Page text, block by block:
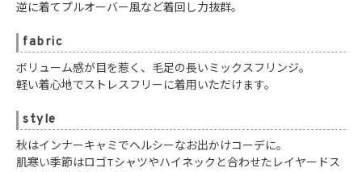
逆に着てプルオーバー風など着回し力抜群。
fabric
ボリューム感が目を惹く、毛足の長いミックスフリンジ。
軽い着心地でストレスフリーに着用いただけます。
style
秋はインナーキャミでヘルシーなお出かけコーデに。
肌寒い季節はロゴTシャツやハイネックと合わせたレイヤードス